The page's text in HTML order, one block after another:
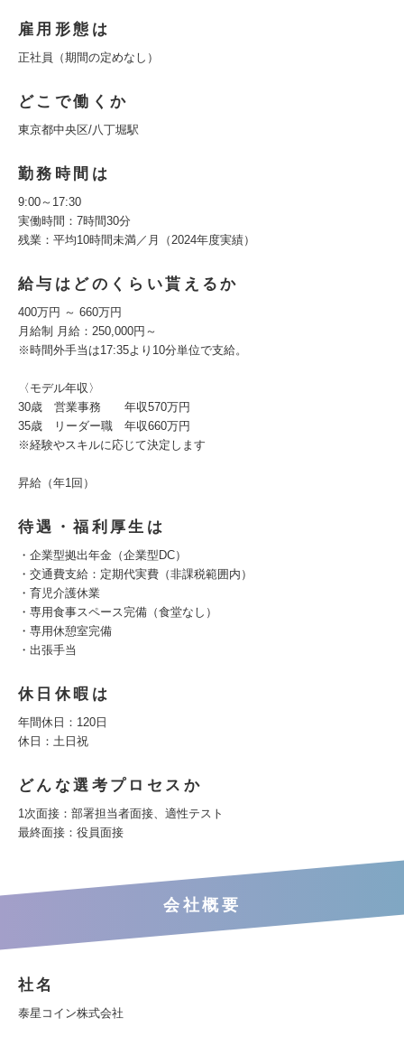
雇用形態は
正社員（期間の定めなし）
どこで働くか
東京都中央区/八丁堀駅
勤務時間は
9:00～17:30
実働時間：7時間30分
残業：平均10時間未満／月（2024年度実績）
給与はどのくらい貰えるか
400万円 ～ 660万円
月給制 月給：250,000円～
※時間外手当は17:35より10分単位で支給。
〈モデル年収〉
30歳 営業事務 年収570万円
35歳 リーダー職 年収660万円
※経験やスキルに応じて決定します
昇給（年1回）
待遇・福利厚生は
・企業型拠出年金（企業型DC）
・交通費支給：定期代実費（非課税範囲内）
・育児介護休業
・専用食事スペース完備（食堂なし）
・専用休憩室完備
・出張手当
休日休暇は
年間休日：120日
休日：土日祝
どんな選考プロセスか
1次面接：部署担当者面接、適性テスト
最終面接：役員面接
会社概要
社名
泰星コイン株式会社